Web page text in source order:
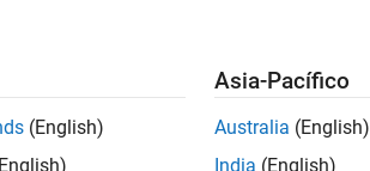
(English)
Asia-Pacífico
Australia (English)
India (English)